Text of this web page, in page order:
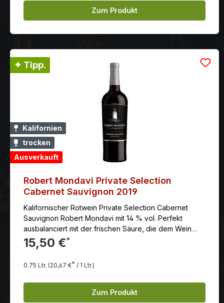
Zum Produkt
✦ Tipp.
Kalifornien
trocken
Ausverkauft
Robert Mondavi Private Selection
Cabernet Sauvignon 2019
Kalifornischer Rotwein Private Selection Cabernet
Sauvignon Robert Mondavi mit 14 % vol. Perfekt
ausbalanciert mit der frischen Säure, die dem Wein
Lebendigkeit und eine gute Länge im Finale verleiht.
15,50 €*
0.75 Ltr. (20,67 €* / 1 Ltr.)
Zum Produkt